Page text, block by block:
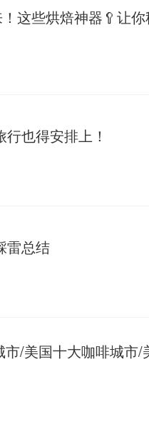
这些烘焙神器🥄让
也得安排上！
雷总结
/美国十大咖啡城市/